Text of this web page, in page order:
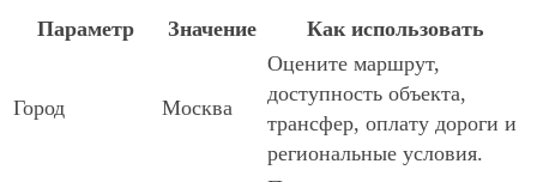
Параметр Значение Как использовать
Город Москва
Оцените маршрут,
доступность объекта,
трансфер, оплату дороги и
региональные условия.